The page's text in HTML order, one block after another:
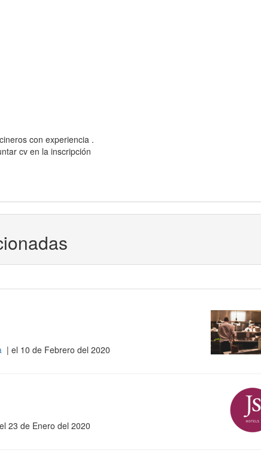
con experiencia .
cv en la inscripción
| el 10 de Febrero del 2020
23 de Enero del 2020